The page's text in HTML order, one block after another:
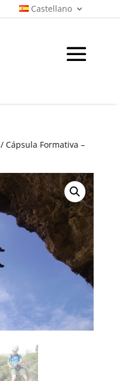
Castellano
/ Cápsula Formativa –